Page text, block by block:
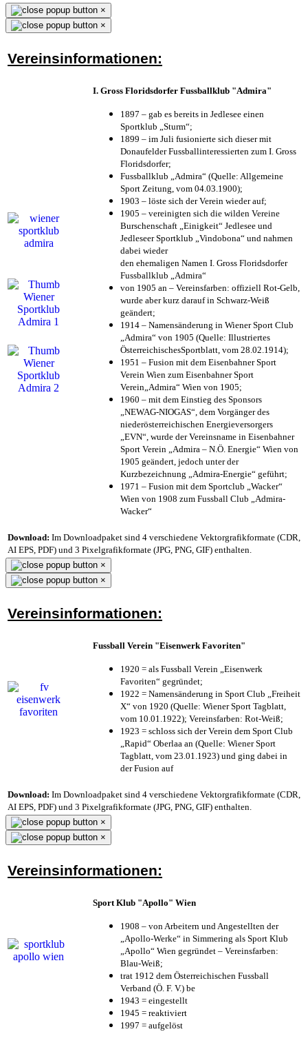
×
×
Vereinsinformationen:
I. Gross Floridsdorfer Fussballklub "Admira"
1897 – gab es bereits in Jedlesee einen
Sportklub „Sturm“;
1899 – im Juli fusionierte sich dieser mit
Donaufelder Fussballinteressierten zum I. Gross
Floridsdorfer;
Fussballklub „Admira“ (Quelle: Allgemeine
Sport Zeitung, vom 04.03.1900);
1903 – löste sich der Verein wieder auf;
1905 – vereinigten sich die wilden Vereine
Burschenschaft „Einigkeit“ Jedlesee und
Jedleseer Sportklub „Vindobona“ und nahmen
dabei wieder
den ehemaligen Namen I. Gross Floridsdorfer
Fussballklub „Admira“
von 1905 an – Vereinsfarben: offiziell Rot-Gelb,
wurde aber kurz darauf in Schwarz-Weiß
geändert;
1914 – Namensänderung in Wiener Sport Club
„Admira“ von 1905 (Quelle: Illustriertes
ÖsterreichischesSportblatt, vom 28.02.1914);
1951 – Fusion mit dem Eisenbahner Sport
Verein Wien zum Eisenbahner Sport
Verein„Admira“ Wien von 1905;
1960 – mit dem Einstieg des Sponsors
„NEWAG-NIOGAS“, dem Vorgänger des
niederösterreichischen Energieversorgers
„EVN“, wurde der Vereinsname in Eisenbahner
Sport Verein „Admira – N.Ö. Energie“ Wien von
1905 geändert, jedoch unter der
Kurzbezeichnung „Admira-Energie“ geführt;
1971 – Fusion mit dem Sportclub „Wacker“
Wien von 1908 zum Fussball Club „Admira-
Wacker“
Download: Im Downloadpaket sind 4 verschiedene Vektorgrafikformate (CDR,
AI EPS, PDF) und 3 Pixelgrafikformate (JPG, PNG, GIF) enthalten.
×
×
Vereinsinformationen:
Fussball Verein "Eisenwerk Favoriten"
1920 = als Fussball Verein „Eisenwerk
Favoriten“ gegründet;
1922 = Namensänderung in Sport Club „Freiheit
X“ von 1920 (Quelle: Wiener Sport Tagblatt,
vom 10.01.1922); Vereinsfarben: Rot-Weiß;
1923 = schloss sich der Verein dem Sport Club
„Rapid“ Oberlaa an (Quelle: Wiener Sport
Tagblatt, vom 23.01.1923) und ging dabei in
der Fusion auf
Download: Im Downloadpaket sind 4 verschiedene Vektorgrafikformate (CDR,
AI EPS, PDF) und 3 Pixelgrafikformate (JPG, PNG, GIF) enthalten.
×
×
Vereinsinformationen:
Sport Klub "Apollo" Wien
1908 – von Arbeitern und Angestellten der
„Apollo-Werke“ in Simmering als Sport Klub
„Apollo“ Wien gegründet – Vereinsfarben:
Blau-Weiß;
trat 1912 dem Österreichischen Fussball
Verband (Ö. F. V.) be
1943 = eingestellt
1945 = reaktiviert
1997 = aufgelöst